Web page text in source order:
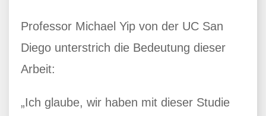
Professor Michael Yip von der UC San
Diego unterstrich die Bedeutung dieser
Arbeit:
„Ich glaube, wir haben mit dieser Studie